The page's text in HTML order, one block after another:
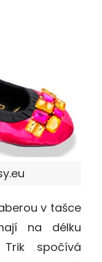
v tašce
na délku
spočívá